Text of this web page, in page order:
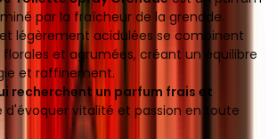
par la fraîcheur de la grenade.
légèrement acidulées se combinent
et agrumées, créant un équilibre
et raffinement.
recherchent un parfum frais et
d'évoquer vitalité et passion en toute